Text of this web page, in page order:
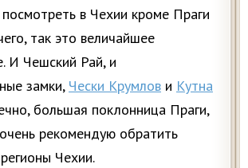
в Чехии кроме Праги
так это величайшее
И Чешский Рай, и
замки, Чески Крумлов и Кутна
большая поклонница Праги,
рекомендую обратить
Чехии.